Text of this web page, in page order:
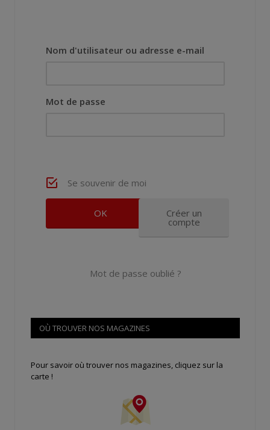
Nom d'utilisateur ou adresse e-mail
Mot de passe
Se souvenir de moi
Créer un
compte
Mot de passe oublié ?
OÙ TROUVER NOS MAGAZINES
Pour savoir où trouver nos magazines, cliquez sur la
carte !